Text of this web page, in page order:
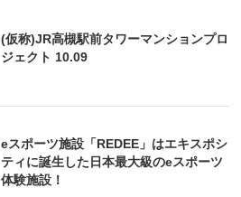
(仮称)JR高槻駅前タワーマンションプロ
ジェクト 10.09
eスポーツ施設「REDEE」はエキスポシ
ティに誕生した日本最大級のeスポーツ
体験施設！